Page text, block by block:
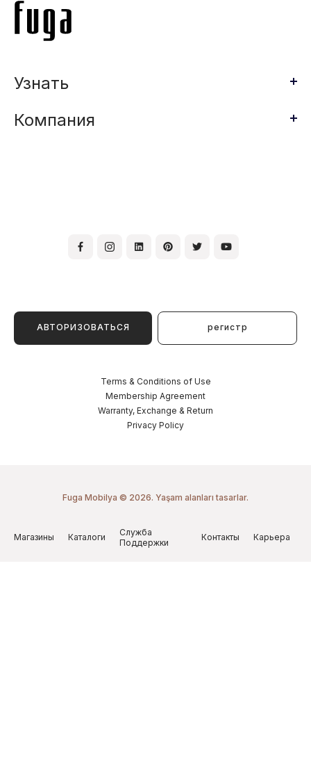
Узнать
Компания
АВТОРИЗОВАТЬСЯ регистр
Terms & Conditions of Use
Membership Agreement
Warranty, Exchange & Return
Privacy Policy
Fuga Mobilya © 2026. Yaşam alanları tasarlar.
Магазины Каталоги
Служба
Поддержки
Контакты Карьера